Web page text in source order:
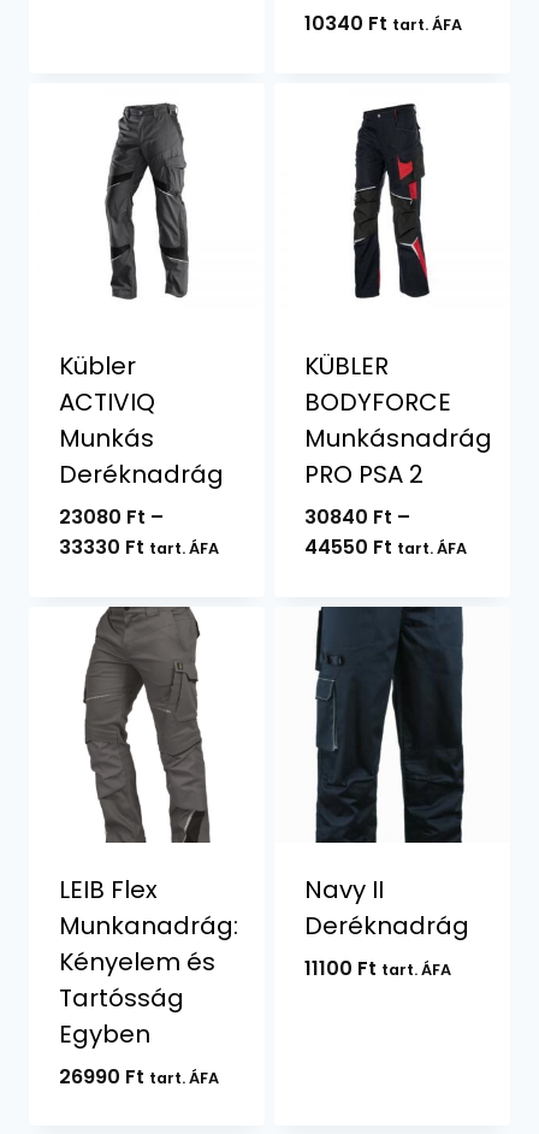
10340 Ft tart. ÁFA
Kübler
ACTIVIQ
Munkás
Deréknadrág
23080 Ft –
33330 FtÁrtartomány:
-
33330 Ft
tart. ÁFA
KÜBLER
BODYFORCE
Munkásnadrág
PRO PSA 2
30840 Ft –
44550 FtÁrtartomány:
-
44550 Ft
tart. ÁFA
LEIB Flex
Munkanadrág:
Kényelem és
Tartósság
Egyben
26990 Ft tart. ÁFA
Navy II
Deréknadrág
11100 Ft tart. ÁFA